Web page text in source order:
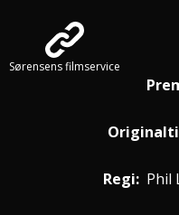
Sørensens filmservice
Regi: Phil